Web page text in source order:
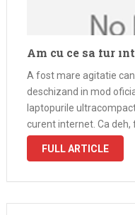
Am cu ce sa fur
A fost mare agitatie
deschizand in mod
laptopurile
curent internet. Ca deh,
peste tot. Si chiar daca
FULL ARTICLE